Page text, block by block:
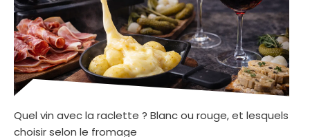
Quel vin avec la raclette ? Blanc ou rouge, et lesquels
choisir selon le fromage